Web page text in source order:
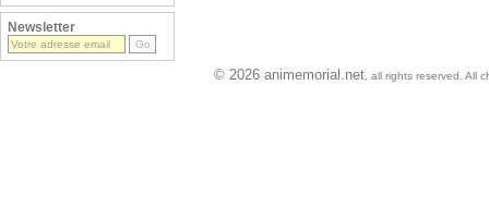
Newsletter
© 2026 animemorial.net , all rights reserved. All